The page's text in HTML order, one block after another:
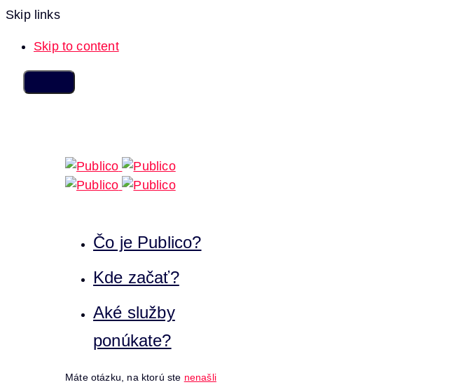
Skip links
Skip to content
Čo je Publico?
Kde začať?
Aké služby
ponúkate?
Máte otázku, na ktorú ste nenašli